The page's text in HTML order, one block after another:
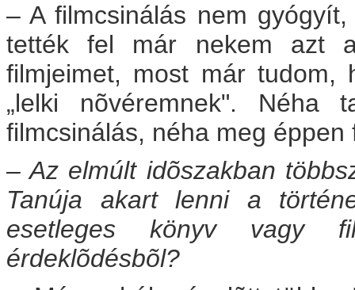
– A filmcsinálás nem
tették fel már nekem azt
filmjeimet, most már tudom,
„lelki nõvéremnek".
filmcsinálás, néha meg éppen
– Az elmúlt idõszakban
Tanúja akart lenni a
esetleges könyv vagy
érdeklõdésbõl?